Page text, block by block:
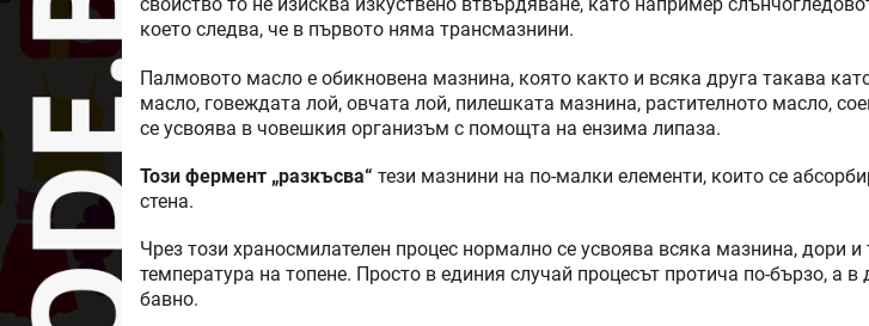
свойство то не изисква изкуствено втвърдяване, като например
което следва, че в първото няма трансмазнини.
Палмовото масло е обикновена мазнина, която както и всяка друга такава
масло, говеждата лой, овчата лой, пилешката мазнина, растителното масло,
се усвоява в човешкия организъм с помощта на ензима липаза.
Този фермент „разкъсва“ тези мазнини на по-малки елементи, които се
стена.
Чрез този храносмилателен процес нормално се усвоява всяка мазнина, дори и
температура на топене. Просто в единия случай процесът протича по-бързо, а в
бавно.